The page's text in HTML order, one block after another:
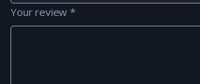
Your review*